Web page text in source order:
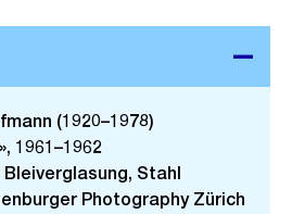
(1920–1978)
1961–1962
Stahl
Photography Zürich